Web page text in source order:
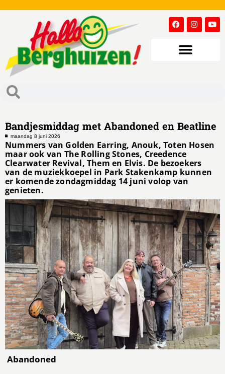
Bandjesmiddag met Abandoned en Beatline
maandag 8 juni 2026
Nummers van Golden Earring, Anouk, Toten Hosen
maar ook van The Rolling Stones, Creedence
Clearwater Revival, Them en Elvis. De bezoekers
van de muziekkoepel in Park Stakenkamp kunnen
er komende zondagmiddag 14 juni volop van
genieten.
Abandoned